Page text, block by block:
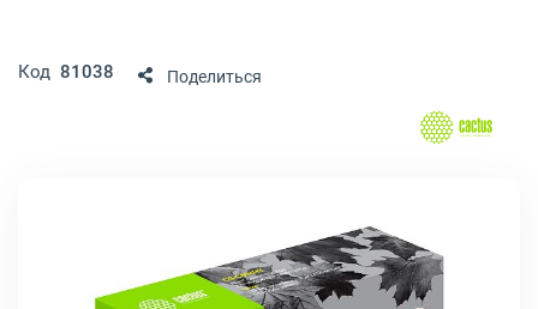
Код 81038 Поделиться